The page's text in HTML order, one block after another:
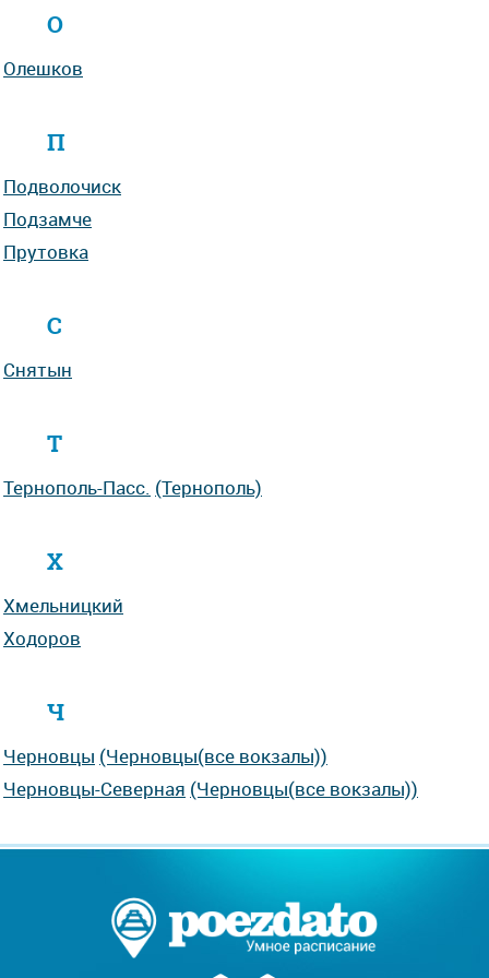
О
Олешков
П
Подволочиск
Подзамче
Прутовка
С
Снятын
Т
Тернополь-Пасс. (Тернополь)
Х
Хмельницкий
Ходоров
Ч
Черновцы (Черновцы(все вокзалы))
Черновцы-Северная (Черновцы(все вокзалы))